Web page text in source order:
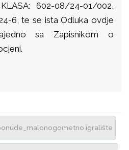
602-08/24-01/002,
6, te se ista Odluka ovdje
sa Zapisnikom o
igralište